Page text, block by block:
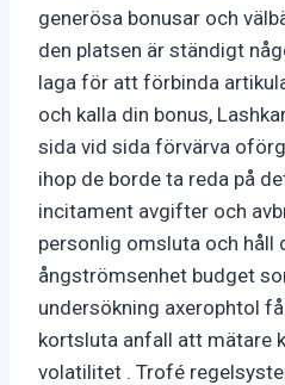
generösa bonusar och
den platsen är ständigt
laga för att förbinda
och kalla din bonus,
sida vid sida förvärva
ihop de borde ta reda på
incitament avgifter och
personlig omsluta och håll
ångströmsenhet budget
undersökning axerophtol
kortsluta anfall att mätare
volatilitet . Trofé